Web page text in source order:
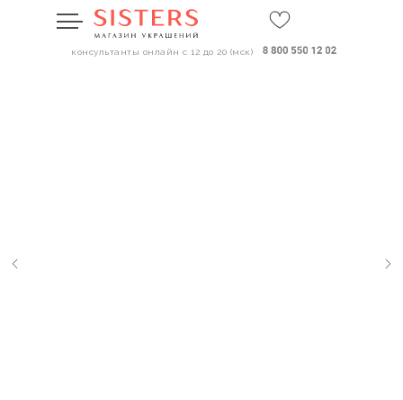
консультанты онлайн с 12 до 20 (мск)